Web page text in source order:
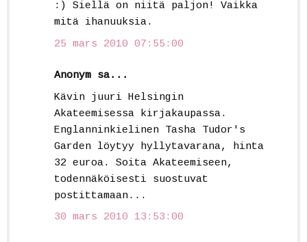
:) Siellä on niitä paljon! Vaikka
mitä ihanuuksia.
25 mars 2010 07:55:00
Anonym sa...
Kävin juuri Helsingin
Akateemisessa kirjakaupassa.
Englanninkielinen Tasha Tudor's
Garden löytyy hyllytavarana, hinta
32 euroa. Soita Akateemiseen,
todennäköisesti suostuvat
postittamaan...
30 mars 2010 13:53:00